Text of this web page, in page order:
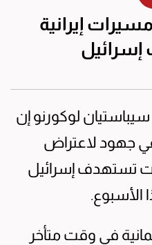
إيرانية
لوكورنو إن
جهود لاعتراض
تستهدف إسرائيل
الأسبوع.
في وقت متأخر